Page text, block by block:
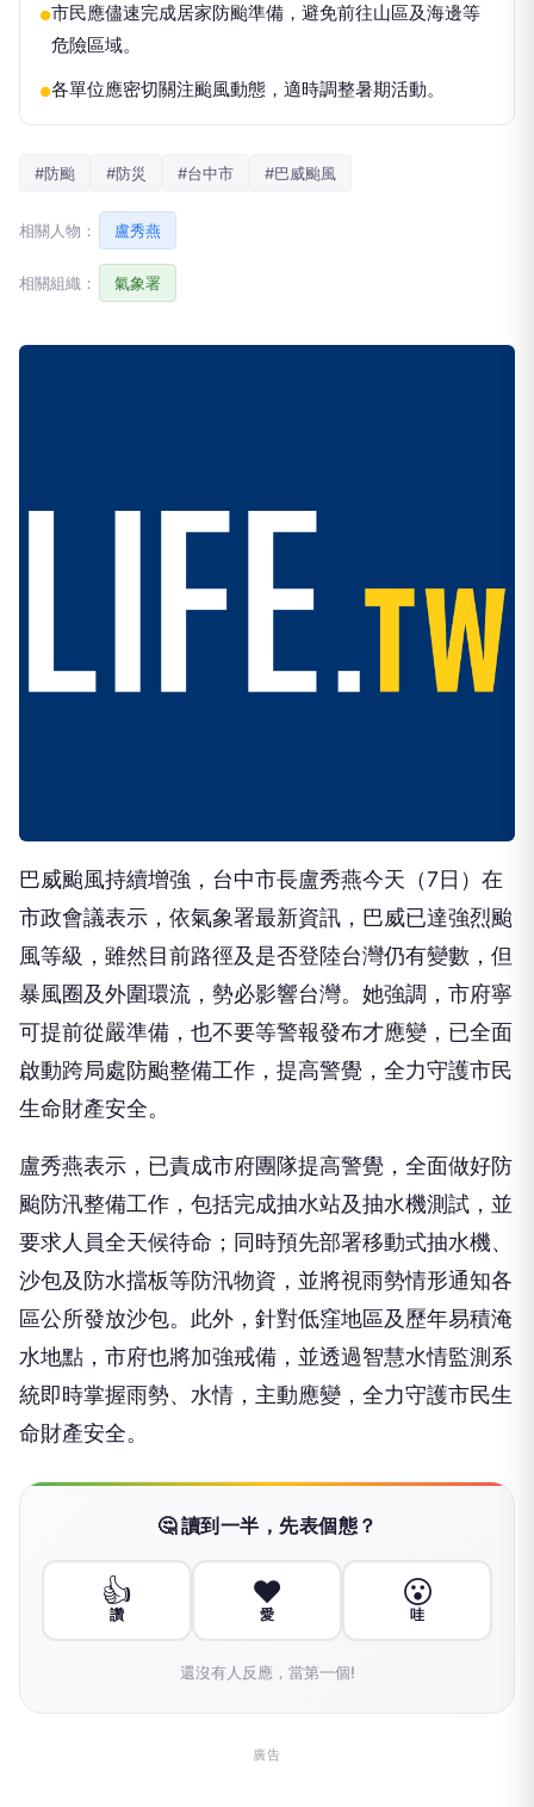
●市民應儘速完成居家防颱準備，避免前往山區及海邊等
危險區域。
●各單位應密切關注颱風動態，適時調整暑期活動。
#防颱 #防災 #台中市 #巴威颱風
相關人物： 盧秀燕
相關組織： 氣象署
巴威颱風持續增強，台中市長盧秀燕今天（7日）在
市政會議表示，依氣象署最新資訊，巴威已達強烈颱
風等級，雖然目前路徑及是否登陸台灣仍有變數，但
暴風圈及外圍環流，勢必影響台灣。她強調，市府寧
可提前從嚴準備，也不要等警報發布才應變，已全面
啟動跨局處防颱整備工作，提高警覺，全力守護市民
生命財產安全。
盧秀燕表示，已責成市府團隊提高警覺，全面做好防
颱防汛整備工作，包括完成抽水站及抽水機測試，並
要求人員全天候待命；同時預先部署移動式抽水機、
沙包及防水擋板等防汛物資，並將視雨勢情形通知各
區公所發放沙包。此外，針對低窪地區及歷年易積淹
水地點，市府也將加強戒備，並透過智慧水情監測系
統即時掌握雨勢、水情，主動應變，全力守護市民生
命財產安全。
🤔 讀到一半，先表個態？
👍
讚
❤️
愛
😮
哇
還沒有人反應，當第一個!
廣告